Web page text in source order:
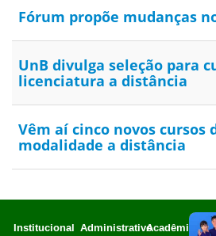
Fórum propõe mudanças
UnB divulga seleção para
licenciatura a distância
Vêm aí cinco novos cursos
modalidade a distância
Institucional AdministrativoAcadêmico